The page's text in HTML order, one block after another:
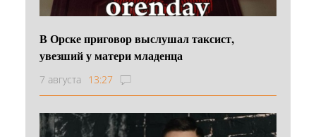
В Орске приговор выслушал таксист,
увезший у матери младенца
7 августа 13:27